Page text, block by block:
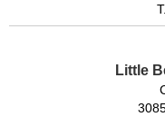
Little